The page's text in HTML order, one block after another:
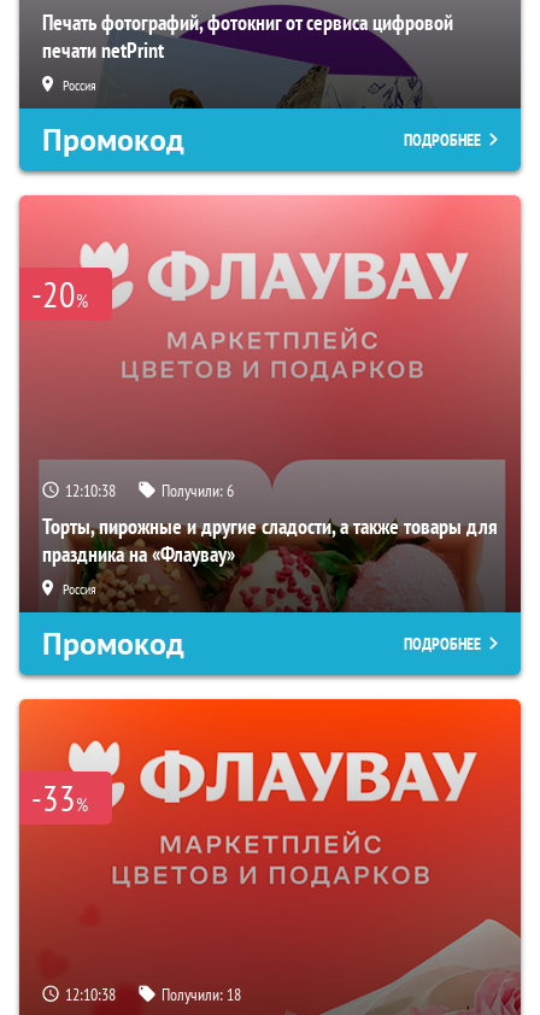
Печать фотографий, фотокниг от сервиса цифровой
печати netPrint
Россия
Промокод ПОДРОБНЕЕ
-20%
12:10:37 Получили:6
Торты, пирожные и другие сладости, а также товары для
праздника на «Флаувау»
Россия
Промокод ПОДРОБНЕЕ
-33%
12:10:37 Получили: 18